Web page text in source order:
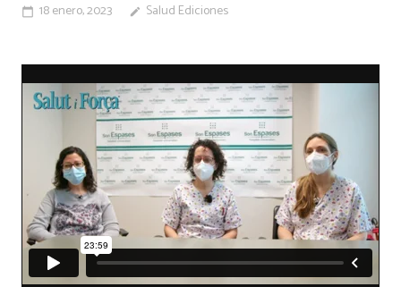
calendar_today 18 enero, 2023 edit Salud Ediciones